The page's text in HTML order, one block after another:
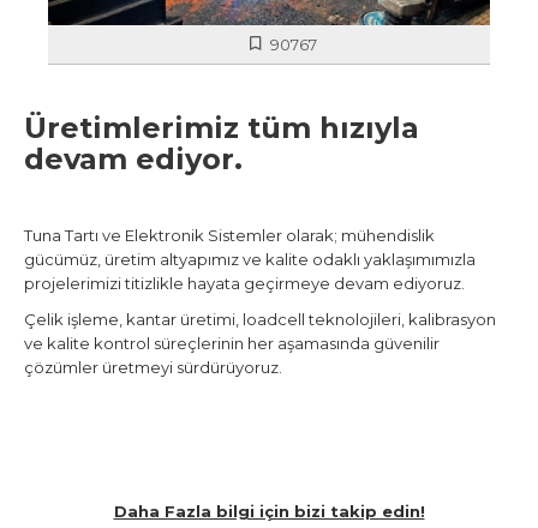
90767
Üretimlerimiz tüm hızıyla
devam ediyor.
Tuna Tartı ve Elektronik Sistemler olarak; mühendislik
gücümüz, üretim altyapımız ve kalite odaklı yaklaşımımızla
projelerimizi titizlikle hayata geçirmeye devam ediyoruz.
Çelik işleme, kantar üretimi, loadcell teknolojileri, kalibrasyon
ve kalite kontrol süreçlerinin her aşamasında güvenilir
çözümler üretmeyi sürdürüyoruz.
Daha Fazla bilgi için bizi takip edin!